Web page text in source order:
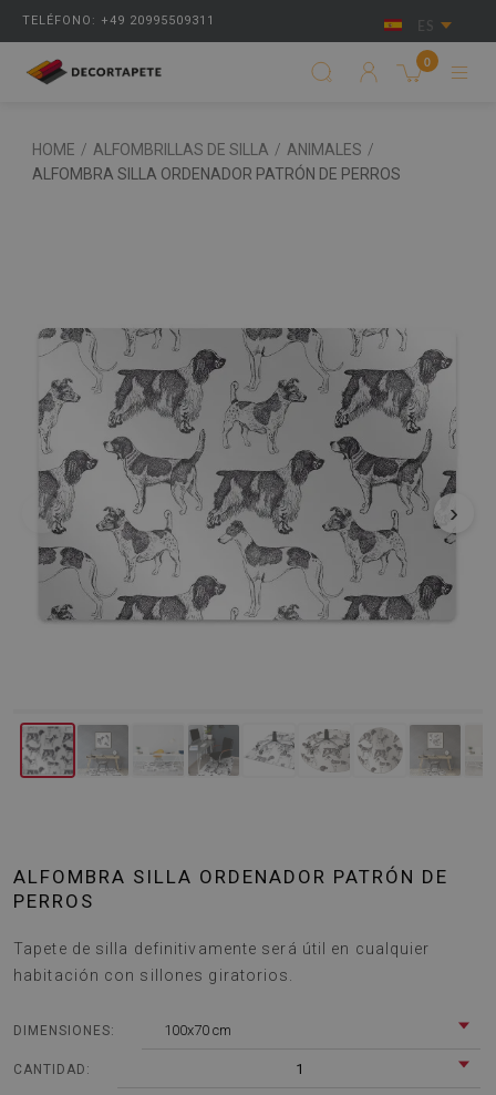
TELÉFONO: +49 20995509311 ES
0
HOME / ALFOMBRILLAS DE SILLA / ANIMALES /
ALFOMBRA SILLA ORDENADOR PATRÓN DE PERROS
‹ ›
ALFOMBRA SILLA ORDENADOR PATRÓN DE
PERROS
Tapete de silla definitivamente será útil en cualquier
habitación con sillones giratorios.
DIMENSIONES: 100x70 cm
CANTIDAD: 1